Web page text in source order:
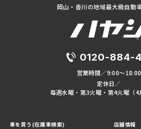
岡山・香川の地域最大級自動
0120-884-
営業時間／9:00～18:00
定休日／
毎週水曜・第3火曜・第4火曜（4
車を買う(在庫車検索)
店舗情報